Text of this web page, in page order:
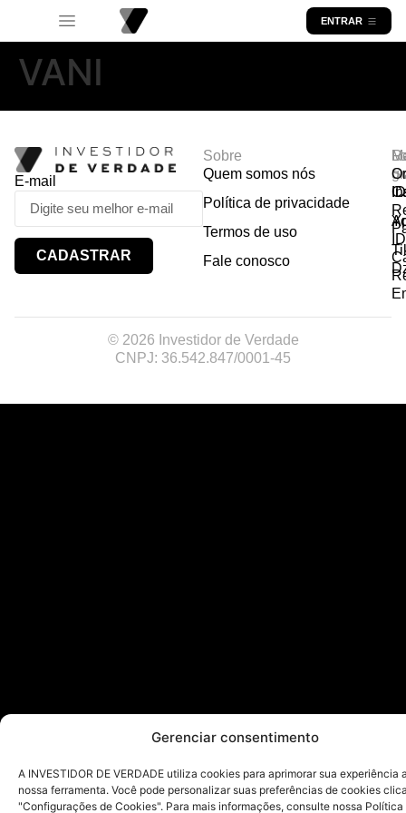
Gerenciar consentimento
A INVESTIDOR DE VERDADE utiliza cookies para aprimorar sua experiência
nossa ferramenta. Você pode personalizar suas preferências de cookies
"Configurações de Cookies". Para mais informações, consulte nossa Política
ENTRAR
VANI
E-mail
CADASTRAR
Sobre
Quem somos nós
Política de privacidade
Termos de uso
Fale conosco
© 2026 Investidor de Verdade
CNPJ: 36.542.847/0001-45